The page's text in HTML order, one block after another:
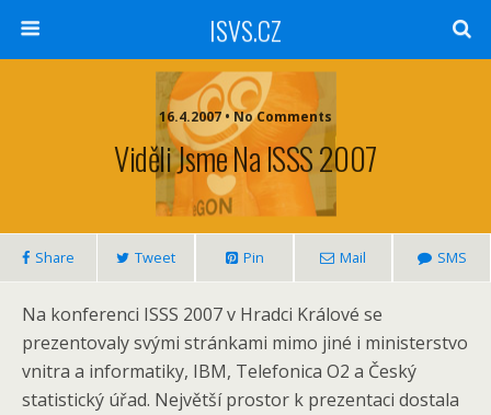
ISVS.CZ
16.4.2007 • No Comments
Viděli Jsme Na ISSS 2007
Share Tweet Pin Mail SMS
Na konferenci ISSS 2007 v Hradci Králové se
prezentovaly svými stránkami mimo jiné i ministerstvo
vnitra a informatiky, IBM, Telefonica O2 a Český
statistický úřad. Největší prostor k prezentaci dostala